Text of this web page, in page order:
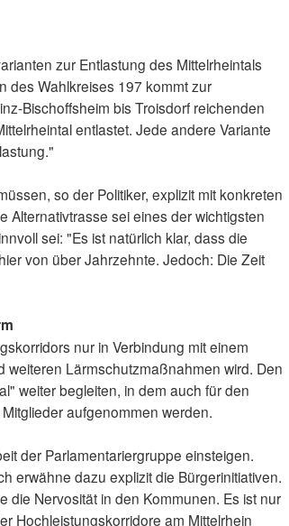
zur Entlastung des Mittelrheintals
des Wahlkreises 197 kommt zur
Bischoffsheim bis Troisdorf reichenden
entlastet. Jede andere Variante
so der Politiker, explizit mit konkreten
Alternativtrasse sei eines der wichtigsten
sei: "Es ist natürlich klar, dass die
von über Jahrzehnte. Jedoch: Die Zeit
nur in Verbindung mit einem
weiteren Lärmschutzmaßnahmen wird. Den
weiter begleiten, in dem auch für den
aufgenommen werden.
der Parlamentariergruppe einsteigen.
erwähne dazu explizit die Bürgerinitiativen.
die Nervosität in den Kommunen. Es ist nur
Hochleistungskorridore am Mittelrhein